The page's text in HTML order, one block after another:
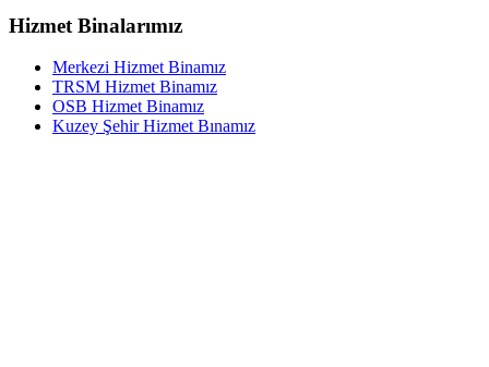
Hizmet Binalarımız
Merkezi Hizmet Binamız
TRSM Hizmet Binamız
OSB Hizmet Binamız
Kuzey Şehir Hizmet Bınamız